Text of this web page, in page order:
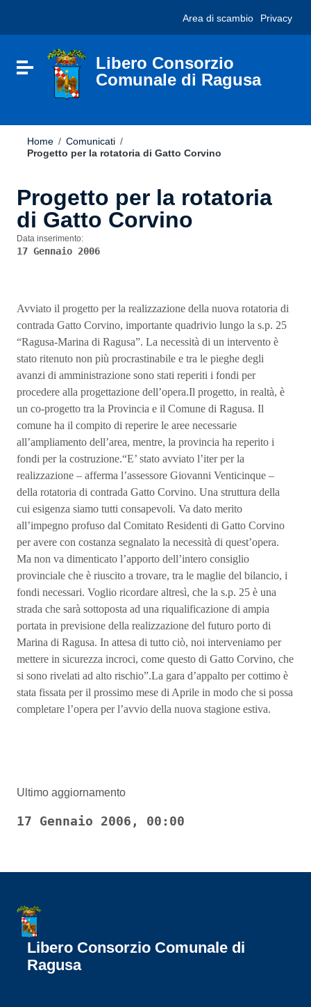
sito
include
Vai al footer
Area di scambio Privacy
Attiva / disattiva la navigazione
Libero Consorzio
Comunale di Ragusa
Home / Comunicati /
Progetto per la rotatoria di Gatto Corvino
Progetto per la rotatoria
di Gatto Corvino
Data inserimento:
17 Gennaio 2006
Avviato il progetto per la realizzazione della nuova rotatoria di
contrada Gatto Corvino, importante quadrivio lungo la s.p. 25
“Ragusa-Marina di Ragusa”. La necessità di un intervento è
stato ritenuto non più procrastinabile e tra le pieghe degli
avanzi di amministrazione sono stati reperiti i fondi per
procedere alla progettazione dell’opera.Il progetto, in realtà, è
un co-progetto tra la Provincia e il Comune di Ragusa. Il
comune ha il compito di reperire le aree necessarie
all’ampliamento dell’area, mentre, la provincia ha reperito i
fondi per la costruzione.“E’ stato avviato l’iter per la
realizzazione – afferma l’assessore Giovanni Venticinque –
della rotatoria di contrada Gatto Corvino. Una struttura della
cui esigenza siamo tutti consapevoli. Va dato merito
all’impegno profuso dal Comitato Residenti di Gatto Corvino
per avere con costanza segnalato la necessità di quest’opera.
Ma non va dimenticato l’apporto dell’intero consiglio
provinciale che è riuscito a trovare, tra le maglie del bilancio, i
fondi necessari. Voglio ricordare altresì, che la s.p. 25 è una
strada che sarà sottoposta ad una riqualificazione di ampia
portata in previsione della realizzazione del futuro porto di
Marina di Ragusa. In attesa di tutto ciò, noi interveniamo per
mettere in sicurezza incroci, come questo di Gatto Corvino, che
si sono rivelati ad alto rischio”.La gara d’appalto per cottimo è
stata fissata per il prossimo mese di Aprile in modo che si possa
completare l’opera per l’avvio della nuova stagione estiva.
Ultimo aggiornamento
17 Gennaio 2006, 00:00
Libero Consorzio Comunale di
Ragusa